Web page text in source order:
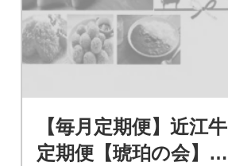
【毎月定期便】近江牛
定期便【琥珀の会】全